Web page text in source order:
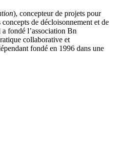
), concepteur de projets pour
de décloisonnement et de
fondé l’association Bn
collaborative et
fondé en 1996 dans une